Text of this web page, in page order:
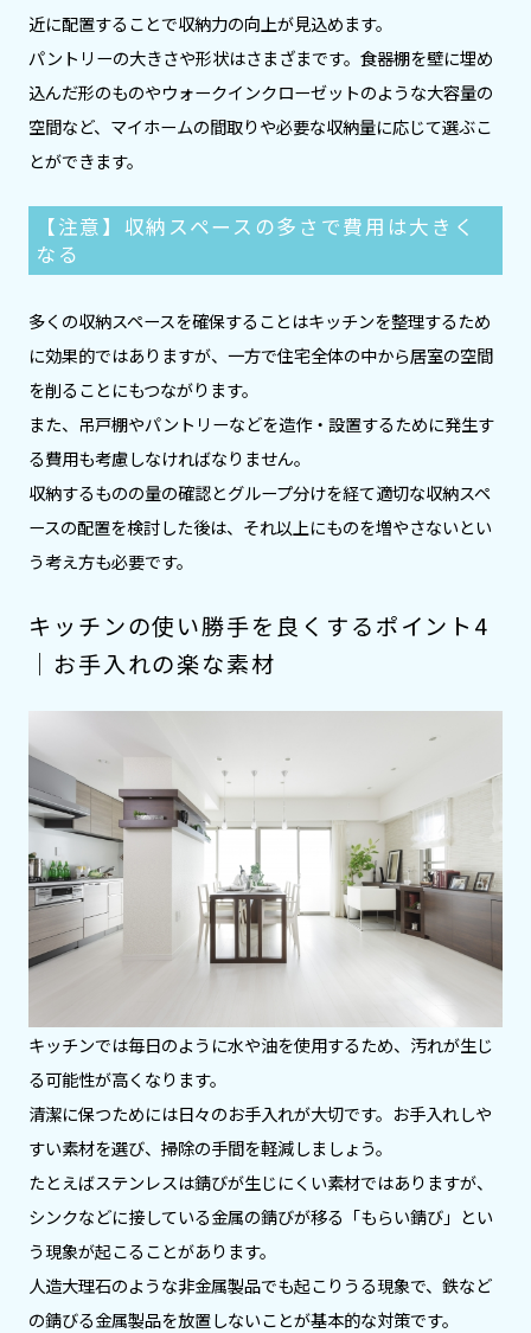
近に配置することで収納力の向上が見込めます。
パントリーの大きさや形状はさまざまです。食器棚を壁に埋め
込んだ形のものやウォークインクローゼットのような大容量の
空間など、マイホームの間取りや必要な収納量に応じて選ぶこ
とができます。
【注意】収納スペースの多さで費用は大きく
なる
多くの収納スペースを確保することはキッチンを整理するため
に効果的ではありますが、一方で住宅全体の中から居室の空間
を削ることにもつながります。
また、吊戸棚やパントリーなどを造作・設置するために発生す
る費用も考慮しなければなりません。
収納するものの量の確認とグループ分けを経て適切な収納スペ
ースの配置を検討した後は、それ以上にものを増やさないとい
う考え方も必要です。
キッチンの使い勝手を良くするポイント4
｜お手入れの楽な素材
キッチンでは毎日のように水や油を使用するため、汚れが生じ
る可能性が高くなります。
清潔に保つためには日々のお手入れが大切です。お手入れしや
すい素材を選び、掃除の手間を軽減しましょう。
たとえばステンレスは錆びが生じにくい素材ではありますが、
シンクなどに接している金属の錆びが移る「もらい錆び」とい
う現象が起こることがあります。
人造大理石のような非金属製品でも起こりうる現象で、鉄など
の錆びる金属製品を放置しないことが基本的な対策です。